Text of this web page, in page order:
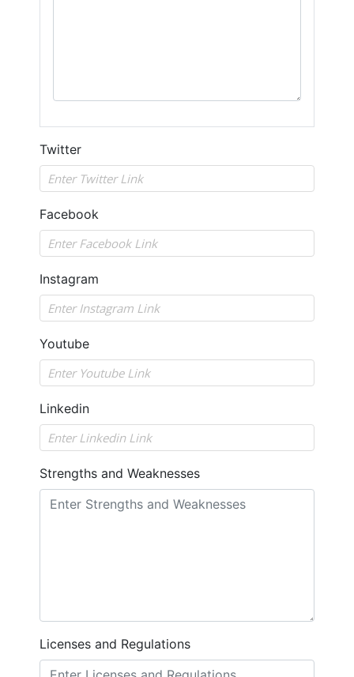
Twitter
Facebook
Instagram
Youtube
Linkedin
Strengths and Weaknesses
Licenses and Regulations